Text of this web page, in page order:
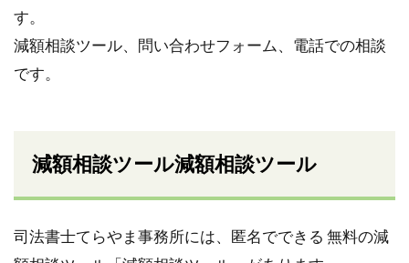
す。
減額相談ツール、問い合わせフォーム、電話での相談
です。
減額相談ツール減額相談ツール
司法書士てらやま事務所には、匿名でできる 無料の減